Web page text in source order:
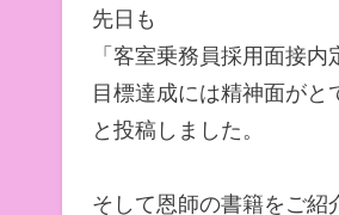
先日も
「客室乗務員採用面接内
目標達成には精神面がと
と投稿しました。
そして恩師の書籍をご紹